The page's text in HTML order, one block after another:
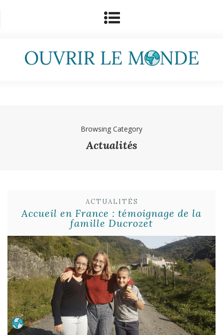
Browsing Category
Actualités
ACTUALITÉS
Accueil en France : témoignage de la
famille Ducrozet